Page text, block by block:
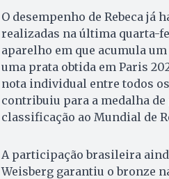
O desempenho de Rebeca já
realizadas na última quarta-
aparelho em que acumula
uma prata obtida em Paris
nota individual entre todos
contribuiu para a medalha
classificação ao Mundial de
A participação brasileira
Weisberg garantiu o bronze